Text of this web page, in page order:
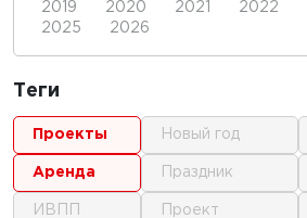
2019
2020 2021 2022
2025
2026
Теги
проекты
аренда
ИВПП
новый год
праздник
проект